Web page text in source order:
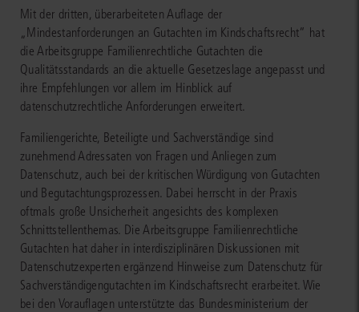
Mit der dritten, überarbeiteten Auflage der
„Mindestanforderungen an Gutachten im Kindschaftsrecht“ hat
die Arbeitsgruppe Familienrechtliche Gutachten die
Qualitätsstandards an die aktuelle Gesetzeslage angepasst und
ihre Empfehlungen vor allem im Hinblick auf
datenschutzrechtliche Anforderungen erweitert.
Familiengerichte, Beteiligte und Sachverständige sind
zunehmend Adressaten von Fragen und Anliegen zum
Datenschutz, auch bei der kritischen Würdigung von Gutachten
und Begutachtungsprozessen. Dabei herrscht in der Praxis
oftmals große Unsicherheit angesichts des komplexen
Schnittstellenthemas. Die Arbeitsgruppe Familienrechtliche
Gutachten hat daher in interdisziplinären Diskussionen mit
Datenschutzexperten ergänzend Hinweise zum Datenschutz für
Sachverständigengutachten im Kindschaftsrecht erarbeitet. Wie
bei den Vorauflagen unterstützte das Bundesministerium der